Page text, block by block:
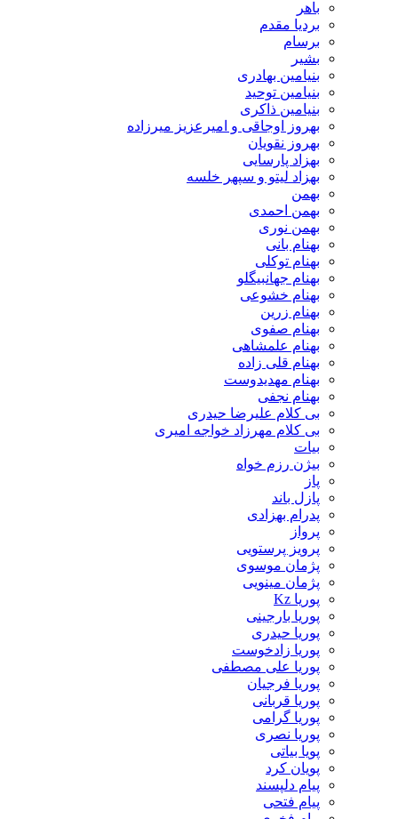
بردیا مقدم
بنیامین بهادری
بنیامین توحید
بنیامین ذاکری
بهروز اوجاقی و امیرعزیز میرزاده
بهروز نقویان
بهزاد پارسایی
بهزاد لیتو و سپهر خلسه
بهمن احمدی
بهمن نوری
بهنام بانی
بهنام توکلی
بهنام جهانبیگلو
بهنام خشوعی
بهنام زرین
بهنام صفوی
بهنام علمشاهی
بهنام قلی زاده
بهنام مهدیدوست
بهنام نجفی
بی کلام علیرضا حیدری
بی کلام مهرزاد خواجه امیری
بیژن رزم خواه
پازل باند
پدرام بهزادی
پرویز پرستویی
پژمان موسوی
پژمان مینویی
پوریا بارجینی
پوریا حیدری
پوریا زادخوست
پوریا علی مصطفی
پوریا فرجیان
پوریا قربانی
پوریا گرامی
پوریا نصری
پویا بیاتی
پویان کرد
پیام دلپسند
پیام فتحی